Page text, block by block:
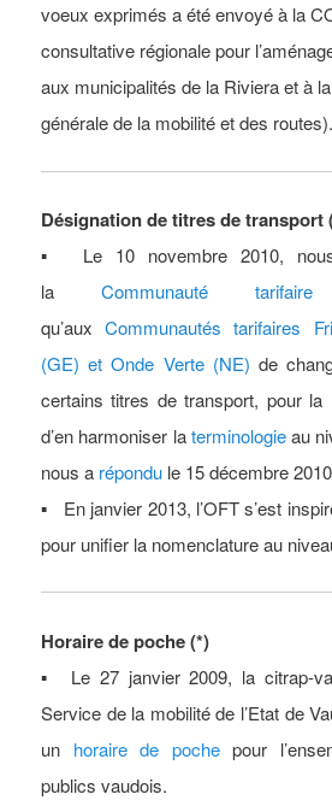
voeux exprimés a été envoyé à la
consultative régionale pour
aux municipalités de la Riviera et à
générale de la mobilité et des routes).
Désignation de titres de transport
▪ Le 10 novembre 2010,
laCommunauté
qu’auxCommunautés tarifaires
(GE) et Onde Verte (NE) de
certains titres de transport, pour
d’en harmoniser laterminologieau
nous a répondu le 15 décembre
▪ En janvier 2013, l’OFT s’est
pour unifier la nomenclature au
Horaire de poche (*)
▪ Le 27 janvier 2009, la citrap-
Service de la mobilité de l’Etat de
un horaire de pochepour
publics vaudois.